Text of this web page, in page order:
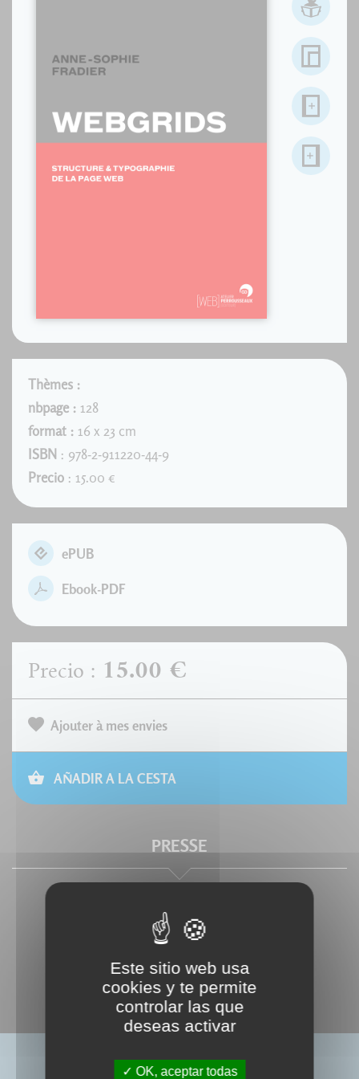
Thèmes :
nbpage : 128
format : 16 x 23 cm
ISBN : 978-2-911220-44-9
Precio : 15.00 €
ePUB
Ebook-PDF
Precio : 15.00 €
Ajouter à mes envies
AÑADIR A LA CESTA
PRESSE
LIVRES ASSOCIÉS
Este sitio web usa
cookies y te permite
controlar las que
deseas activar
OK, aceptar todas